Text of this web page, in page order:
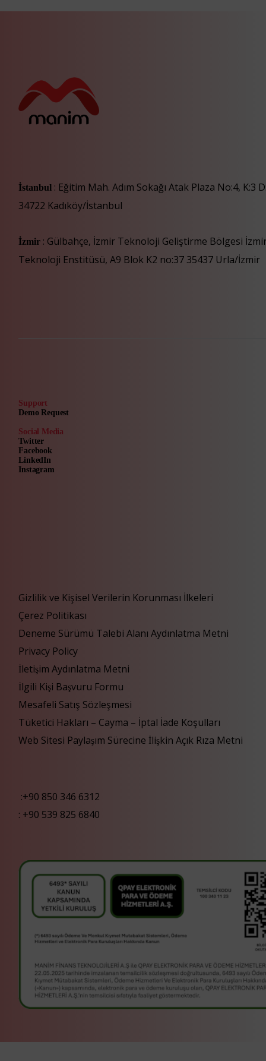
İstanbul : Eğitim Mah. Adım Sokağı Atak Plaza No:4, K:3
34722 Kadıköy/İstanbul
İzmir : Gülbahçe, İzmir Teknoloji Geliştirme Bölgesi
Teknoloji Enstitüsü, A9 Blok K2 no:37 35437 Urla/İzmir
Support
Demo Request
Social Media
Twitter
Facebook
LinkedIn
Instagram
Gizlilik ve Kişisel Verilerin Korunması İlkeleri
Çerez Politikası
Deneme Sürümü Talebi Alanı Aydınlatma Metni
Privacy Policy
İletişim Aydınlatma Metni
İlgili Kişi Başvuru Formu
Mesafeli Satış Sözleşmesi
Tüketici Hakları – Cayma – İptal İade Koşulları
Web Sitesi Paylaşım Sürecine İlişkin Açık Rıza Metni
:+90 850 346 6312
: +90 539 825 6840